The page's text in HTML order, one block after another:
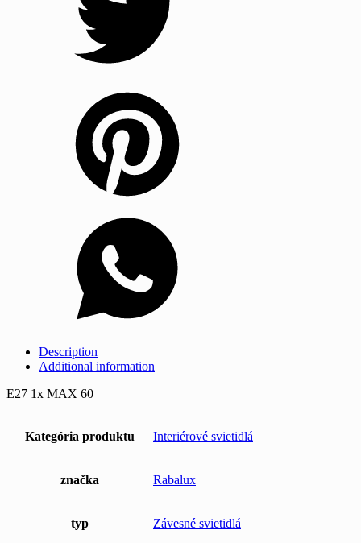
Description
Additional information
E27 1x MAX 60
Kategória produktu Interiérové svietidlá
značka Rabalux
typ Závesné svietidlá